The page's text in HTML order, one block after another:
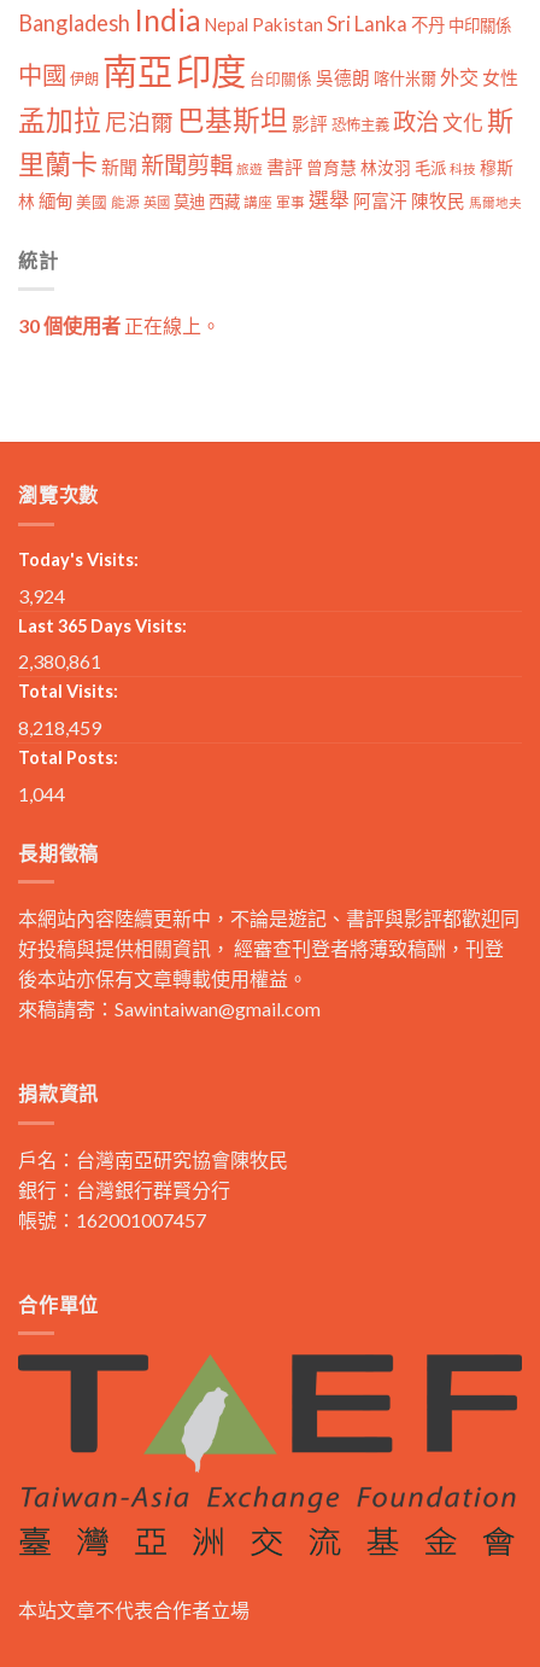
Bangladesh India Nepal Pakistan Sri Lanka 不丹 中印關係
中國 伊朗 南亞印度 台印關係 吳德朗 喀什米爾外交 女性
孟加拉 尼泊爾 巴基斯坦 影評 恐怖主義 政治文化斯
里蘭卡 新聞 新聞剪輯 旅遊 書評 曾育慧 林汝羽 毛派 科技 穆斯
林 緬甸 美國 能源 英國 莫迪 西藏 講座 軍事 選舉 阿富汗 陳牧民 馬爾地夫
統計
30 個使用者 正在線上。
瀏覽次數
Today's Visits:
3,924
Last 365 Days Visits:
2,380,861
Total Visits:
8,218,459
Total Posts:
1,044
長期徵稿
本網站內容陸續更新中，不論是遊記、書評與影評都歡迎同
好投稿與提供相關資訊， 經審查刊登者將薄致稿酬，刊登
後本站亦保有文章轉載使用權益。
來稿請寄： Sawintaiwan@gmail.com
捐款資訊
戶名：台灣南亞研究協會陳牧民
銀行：台灣銀行群賢分行
帳號：162001007457
合作單位
本站文章不代表合作者立場